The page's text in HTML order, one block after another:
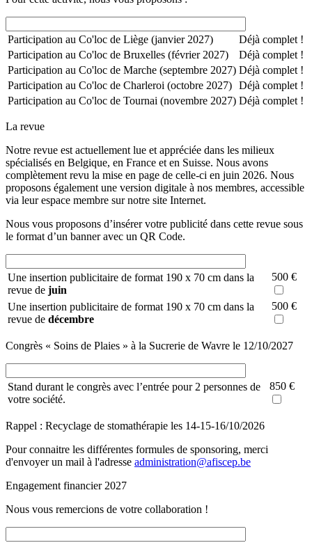
Participation au Co'loc de Liège (janvier 2027)
Déjà complet !
Participation au Co'loc de Bruxelles (février 2027)
Déjà complet !
Participation au Co'loc de Marche (septembre 2027) Déjà complet !
Participation au Co'loc de Charleroi (octobre 2027) Déjà complet !
Participation au Co'loc de Tournai (novembre 2027) Déjà complet !
La revue
Notre revue est actuellement lue et appréciée dans les milieux
spécialisés en Belgique, en France et en Suisse. Nous avons
complètement revu la mise en page de celle-ci en juin 2026. Nous
proposons également une version digitale à nos membres, accessible
via leur espace membre sur notre site Internet.
Nous vous proposons d’insérer votre publicité dans cette revue sous
le format d’un banner avec un QR Code.
Une insertion publicitaire de format 190 x 70 cm dans la
revue de juin
500 €
Une insertion publicitaire de format 190 x 70 cm dans la
revue de décembre
500 €
Congrès « Soins de Plaies » à la Sucrerie de Wavre le 12/10/2027
Stand durant le congrès avec l’entrée pour 2 personnes de
votre société.
850 €
Rappel : Recyclage de stomathérapie les 14-15-16/10/2026
Pour connaitre les différentes formules de sponsoring, merci
d'envoyer un mail à l'adresse administration@afiscep.be
Engagement financier 2027
Nous vous remercions de votre collaboration !